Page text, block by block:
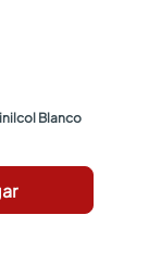
Blanco